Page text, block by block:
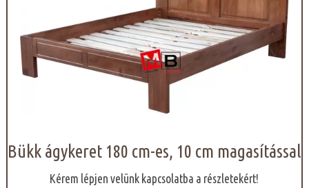
Bükk ágykeret 180 cm-es, 10 cm magasítással
Kérem lépjen velünk kapcsolatba a részletekért!